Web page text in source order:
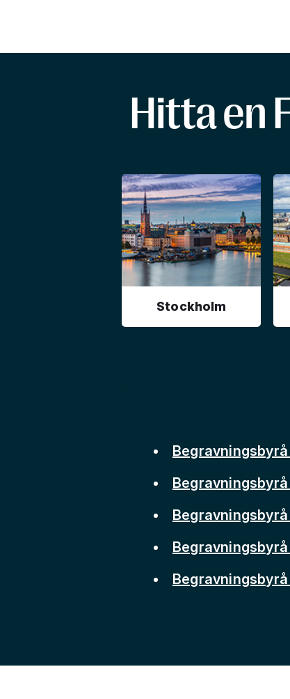
Hitta en
Stockholm